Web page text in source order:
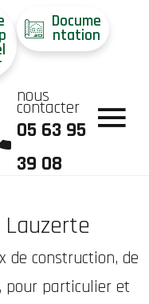
Docume
ntation
nous
contacter
05 63 95
39 08
de construction, de
pour particulier et